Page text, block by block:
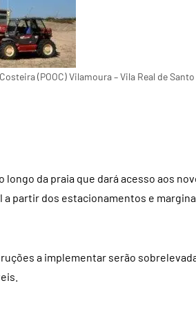
(POOC) Vilamoura – Vila Real de Santo
da praia que dará acesso aos
a partir dos estacionamentos e
a implementar serão